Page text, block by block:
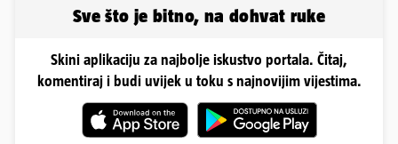
Sve što je bitno, na dohvat ruke
Skini aplikaciju za najbolje iskustvo portala. Čitaj,
komentiraj i budi uvijek u toku s najnovijim vijestima.